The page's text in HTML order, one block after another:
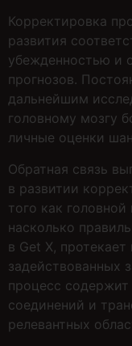
Корректировка
развития
убежденностью и
прогнозов.
дальнейшим
головному мозгу
личные оценки
Обратная связь
в развитии
того как
насколько
в Get X,
задействованных
процесс содержит
соединений и
релевантных